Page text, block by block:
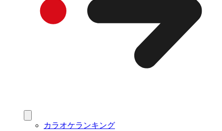
カラオケランキング